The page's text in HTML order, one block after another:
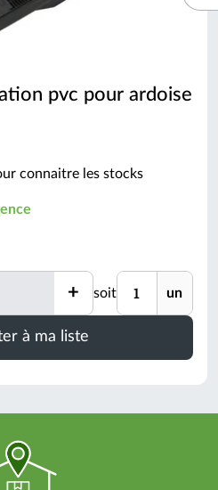
pvc pour ardoise
connaitre les stocks
+ soit Unité un
à ma liste